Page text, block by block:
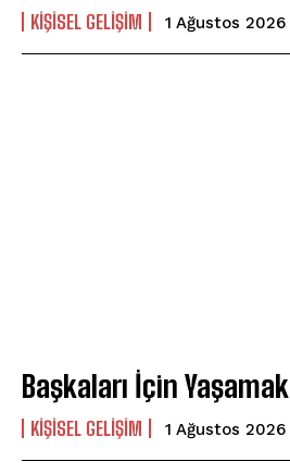
KIŞISEL GELIŞIM 1 Ağustos 2026
Başkaları İçin Yaşamak
KIŞISEL GELIŞIM 1 Ağustos 2026